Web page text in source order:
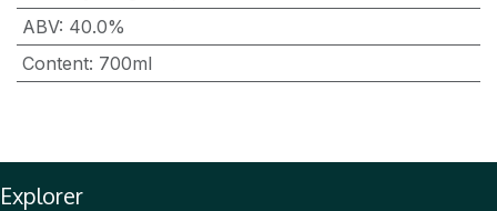
ABV: 40.0%
Content: 700ml
Explorer